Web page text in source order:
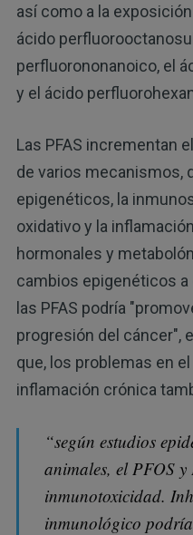
así como a la
ácido
perfluorononanoico, el
y el ácido
Las PFAS incrementan
de varios mecanismos,
epigenéticos, la
oxidativo y la
hormonales y
cambios epigenéticos a
las PFAS podría
progresión del cáncer",
que, los problemas en
inflamación crónica
“según estudios
animales, el PFOS y
inmunotoxicidad.
inmunológico